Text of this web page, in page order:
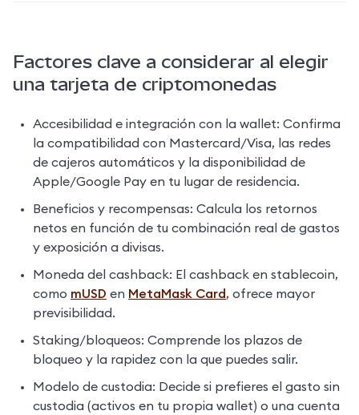
Factores clave a considerar al elegir
una tarjeta de criptomonedas
Accesibilidad e integración con la wallet: Confirma
la compatibilidad con Mastercard/Visa, las redes
de cajeros automáticos y la disponibilidad de
Apple/Google Pay en tu lugar de residencia.
Beneficios y recompensas: Calcula los retornos
netos en función de tu combinación real de gastos
y exposición a divisas.
Moneda del cashback: El cashback en stablecoin,
como mUSD en MetaMask Card, ofrece mayor
previsibilidad.
Staking/bloqueos: Comprende los plazos de
bloqueo y la rapidez con la que puedes salir.
Modelo de custodia: Decide si prefieres el gasto sin
custodia (activos en tu propia wallet) o una cuenta